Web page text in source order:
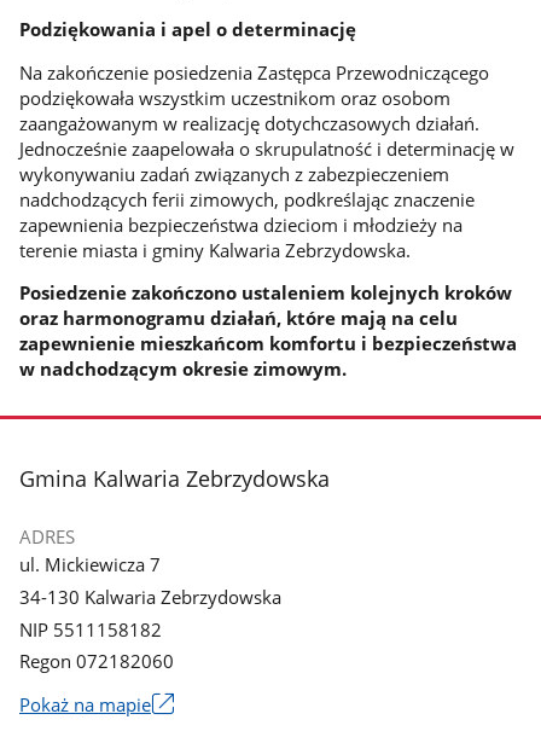
Podziękowania i apel o determinację
Na zakończenie posiedzenia Zastępca Przewodniczącego
podziękowała wszystkim uczestnikom oraz osobom
zaangażowanym w realizację dotychczasowych działań.
Jednocześnie zaapelowała o skrupulatność i determinację w
wykonywaniu zadań związanych z zabezpieczeniem
nadchodzących ferii zimowych, podkreślając znaczenie
zapewnienia bezpieczeństwa dzieciom i młodzieży na
terenie miasta i gminy Kalwaria Zebrzydowska.
Posiedzenie zakończono ustaleniem kolejnych kroków
oraz harmonogramu działań, które mają na celu
zapewnienie mieszkańcom komfortu i bezpieczeństwa
w nadchodzącym okresie zimowym.
stopka
Gmina Kalwaria Zebrzydowska
ADRES
ul. Mickiewicza 7
34-130 Kalwaria Zebrzydowska
NIP 5511158182
Regon 072182060
Pokaż na mapieLink